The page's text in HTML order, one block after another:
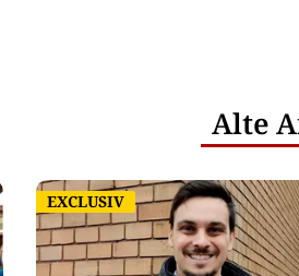
Alte
EXCLUSIV
EXCLUSIV